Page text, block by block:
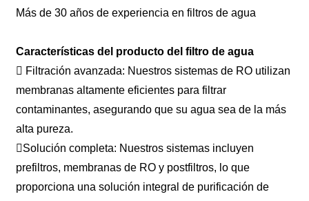
Más de 30 años de experiencia en filtros de agua
Características del producto del filtro de agua
 Filtración avanzada: Nuestros sistemas de RO utilizan
membranas altamente eficientes para filtrar
contaminantes, asegurando que su agua sea de la más
alta pureza.
Solución completa: Nuestros sistemas incluyen
prefiltros, membranas de RO y postfiltros, lo que
proporciona una solución integral de purificación de